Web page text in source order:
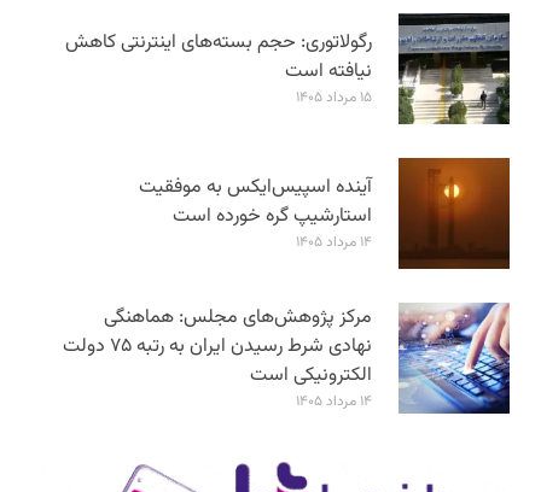
رگولاتوری: حجم بسته‌های اینترنتی کاهش
نیافته است
۱۵ مرداد ۱۴۰۵
آینده اسپیس‌ایکس به موفقیت
استارشیپ گره خورده است
۱۴ مرداد ۱۴۰۵
مرکز پژوهش‌های مجلس: هماهنگی
نهادی شرط رسیدن ایران به رتبه ۷۵ دولت
الکترونیکی است
۱۴ مرداد ۱۴۰۵